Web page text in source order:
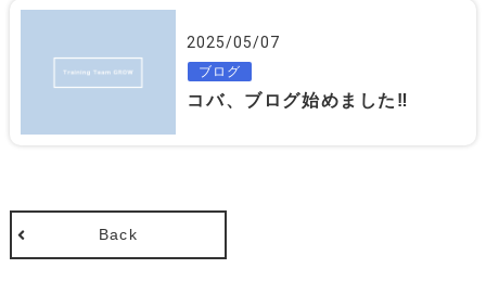
2025/05/07
ブログ
コバ、ブログ始めました‼️
Back